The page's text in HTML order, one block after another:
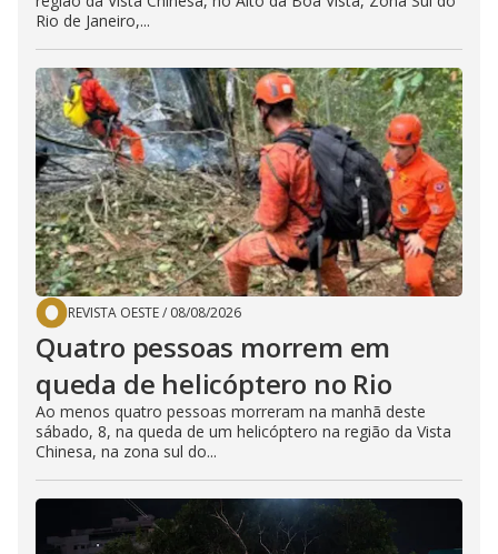
Rio de Janeiro,...
REVISTA OESTE/ 08/08/2026
Quatro pessoas morrem em
queda de helicóptero no Rio
Ao menos quatro pessoas morreram na manhã deste
sábado, 8, na queda de um helicóptero na região da Vista
Chinesa, na zona sul do...